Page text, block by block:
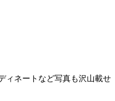
ィネートなど写真も沢山載せ